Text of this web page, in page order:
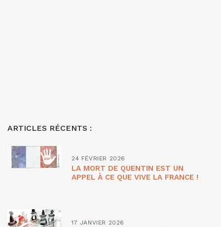
ARTICLES RÉCENTS :
24 FÉVRIER 2026
LA MORT DE QUENTIN EST UN
APPEL À CE QUE VIVE LA FRANCE !
17 JANVIER 2026